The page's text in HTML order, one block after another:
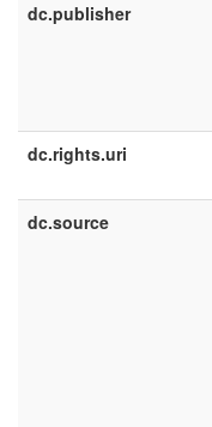
dc.publisher
dc.rights.uri
dc.source